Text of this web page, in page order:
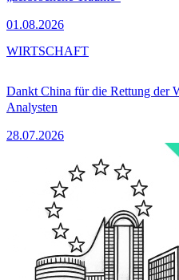
01.08.2026
Dankt China für die Rettung der
Analysten
28.07.2026
WIRTSCHAFT